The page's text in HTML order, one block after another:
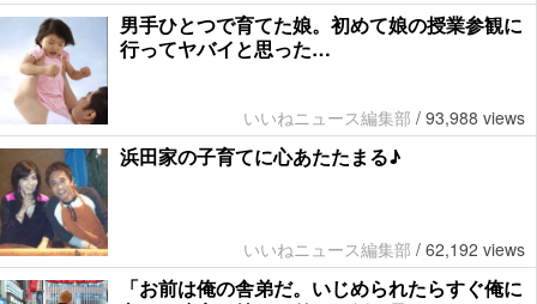
男手ひとつで育てた娘。初めて娘の授業参観に
行ってヤバイと思った…
いいねニュース編集部 / 93,988 views
浜田家の子育てに心あたたまる♪
いいねニュース編集部 / 62,192 views
「お前は俺の舎弟だ。いじめられたらすぐ俺に